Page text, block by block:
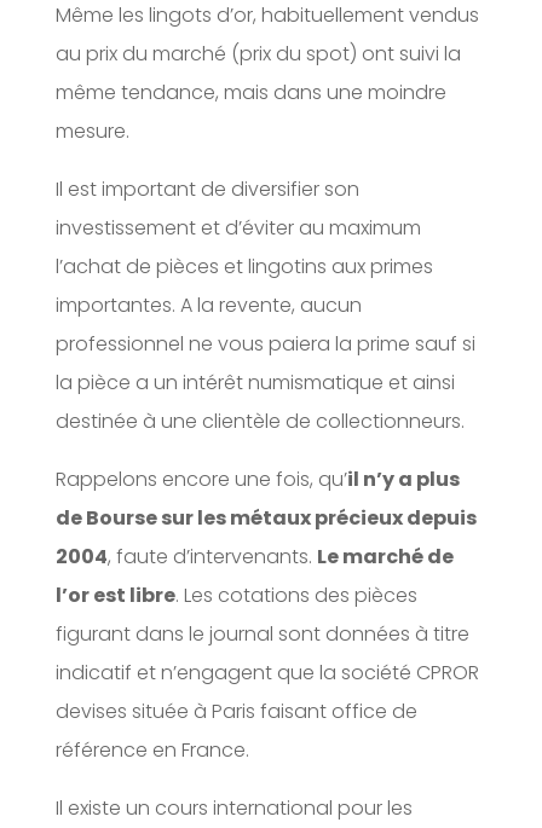
Même les lingots d’or, habituellement vendus
au prix du marché (prix du spot) ont suivi la
même tendance, mais dans une moindre
mesure.
Il est important de diversifier son
investissement et d’éviter au maximum
l’achat de pièces et lingotins aux primes
importantes. A la revente, aucun
professionnel ne vous paiera la prime sauf si
la pièce a un intérêt numismatique et ainsi
destinée à une clientèle de collectionneurs.
Rappelons encore une fois, qu’il n’y a plus
de Bourse sur les métaux précieux depuis
2004, faute d’intervenants. Le marché de
l’or est libre. Les cotations des pièces
figurant dans le journal sont données à titre
indicatif et n’engagent que la société CPROR
devises située à Paris faisant office de
référence en France.
Il existe un cours international pour les